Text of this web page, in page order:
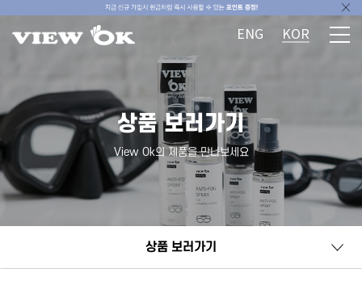
ENG KOR
상품 보러가기
View Ok의 제품을 만나보세요
상품 보러가기